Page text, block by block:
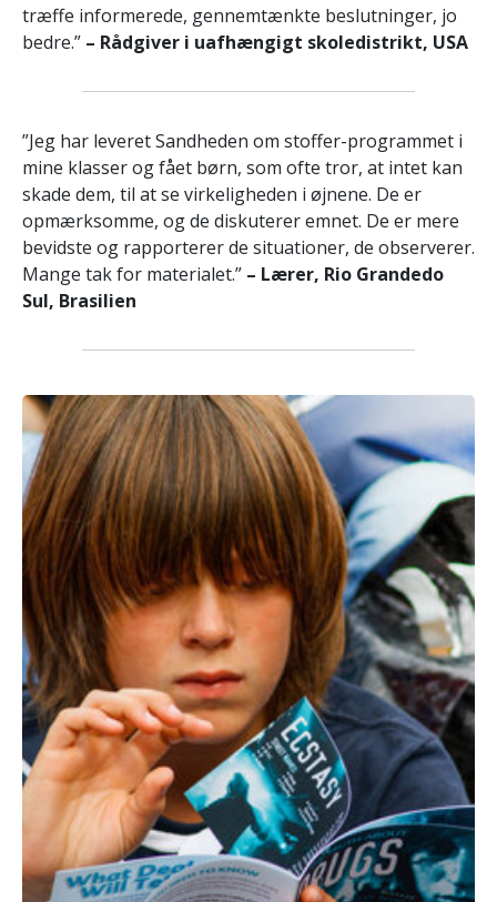
træffe informerede, gennemtænkte beslutninger, jo
bedre.” – Rådgiver i uafhængigt skoledistrikt, USA
”Jeg har leveret Sandheden om stoffer-programmet i
mine klasser og fået børn, som ofte tror, at intet kan
skade dem, til at se virkeligheden i øjnene. De er
opmærksomme, og de diskuterer emnet. De er mere
bevidste og rapporterer de situationer, de observerer.
Mange tak for materialet.” – Lærer, Rio Grandedo
Sul, Brasilien